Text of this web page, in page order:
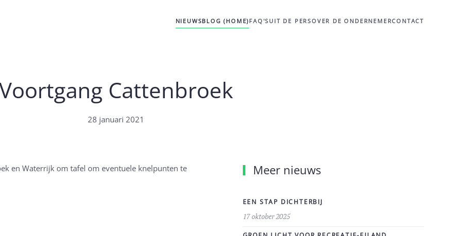
NIEUWSBLOG (HOME)FAQ'S UIT DE PERSOVER DE ONDERNEMERCONTACT
Cattenbroek
28 januari 2021
en Waterrijk om tafel om eventuele knelpunten te
Meer nieuws
EEN STAP DICHTERBIJ
17 oktober 2025